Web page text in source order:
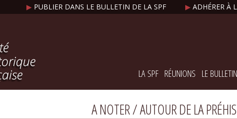
▶ PUBLIER DANS LE BULLETIN DE LA SPF ▶ ADHÉRER À
LA SPF RÉUNIONS LE
A NOTER / AUTOUR DE LA